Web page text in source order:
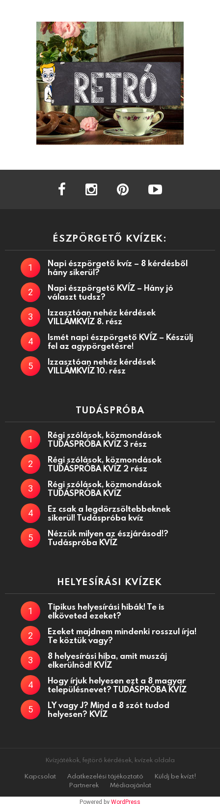
facebook instagram
ÉSZPÖRGETŐ KVÍZEK:
Napi észpörgető kvíz – 8 kérdésből
hány sikerül?
Napi észpörgető KVÍZ – Hány jó
választ tudsz?
Izzasztóan nehéz kérdések
VILLÁMKVÍZ 8. rész
Ismét napi észpörgető KVÍZ – Készülj
fel az agypörgetésre!
Izzasztóan nehéz kérdések
VILLÁMKVÍZ 10. rész
TUDÁSPRÓBA
Régi szólások, közmondások
TUDÁSPRÓBA KVÍZ 3 rész
Régi szólások, közmondások
TUDÁSPRÓBA KVÍZ 2 rész
Régi szólások, közmondások
TUDÁSPRÓBA KVÍZ
Ez csak a legdörzsöltebbeknek
sikerül! Tudáspróba kvíz
Nézzük milyen az észjárásod!?
Tudáspróba KVÍZ
HELYESÍRÁSI KVÍZEK
Tipikus helyesírási hibák! Te is
elköveted ezeket?
Ezeket majdnem mindenki rosszul írja!
Te köztük vagy?
8 helyesírási hiba, amit muszáj
elkerülnöd! KVÍZ
Hogy írjuk helyesen ezt a 8 magyar
településnevet? TUDÁSPRÓBA KVÍZ
LY vagy J? Mind a 8 szót tudod
helyesen? KVÍZ
Kvízjátékok, fejtörő kérdések, kvízek oldala
Kapcsolat
Adatkezelési tájékoztató
Küldj be kvízt!
Partnerek
Médiaajánlat
Powered by WordPress